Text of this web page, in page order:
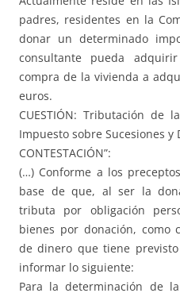
padres, residentes en la
donar un determinado
consultante pueda
compra de la vivienda a
euros.
CUESTIÓN: Tributación de
Impuesto sobre Sucesiones y
CONTESTACIÓN”:
(…) Conforme a los
base de que, al ser la
tributa por obligación
bienes por donación, como
de dinero que tiene
informar lo siguiente:
Para la determinación de